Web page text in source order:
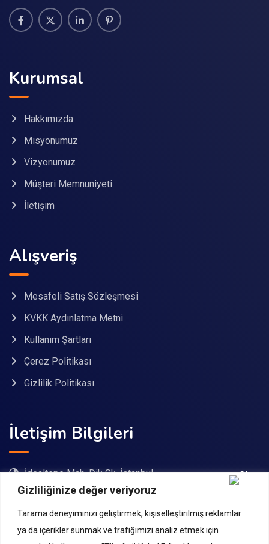
Gizliliğinize değer veriyoruz
Tarama deneyiminizi geliştirmek, kişiselleştirilmiş reklamlar
ya da içerikler sunmak ve trafiğimizi analiz etmek için
Kurumsal
Hakkımızda
Misyonumuz
Vizyonumuz
Müşteri Memnuniyeti
İletişim
Alışveriş
Mesafeli Satış Sözleşmesi
KVKK Aydınlatma Metni
Kullanım Şartları
Çerez Politikası
Gizlilik Politikası
İletişim Bilgileri
İdealtepe Mah. Dik Sk. İstanbul
08503057376
bilgi@ogretmenakademi.com